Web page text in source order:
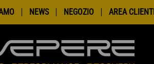
NEWS NEGOZIO AREA CLIENTI